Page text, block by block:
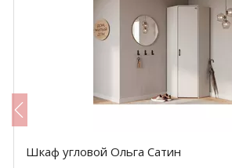
Шкаф угловой Ольга Сатин